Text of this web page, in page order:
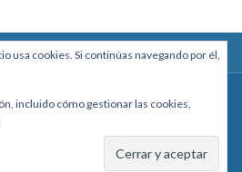
Av. Arce, Edificio Arcadia, Mezzanine, Of. 101
+591 73027636
usa cookies. Si continúas navegando por él,
incluido cómo gestionar las cookies,